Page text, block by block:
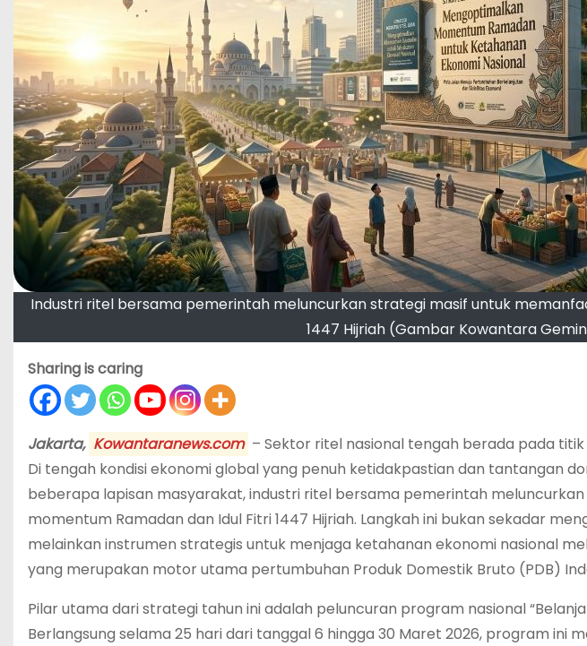
Industri ritel bersama pemerintah meluncurkan strategi masif untuk
1447 Hijriah (Gambar Kowantara
Sharing is caring
Jakarta, Kowantaranews.com – Sektor ritel nasional tengah berada pada
Di tengah kondisi ekonomi global yang penuh ketidakpastian dan tantangan
beberapa lapisan masyarakat, industri ritel bersama pemerintah
momentum Ramadan dan Idul Fitri 1447 Hijriah. Langkah ini bukan sekadar
melainkan instrumen strategis untuk menjaga ketahanan ekonomi nasional
yang merupakan motor utama pertumbuhan Produk Domestik Bruto (PDB)
Pilar utama dari strategi tahun ini adalah peluncuran program nasional “Belanja
Berlangsung selama 25 hari dari tanggal 6 hingga 30 Maret 2026, program ini